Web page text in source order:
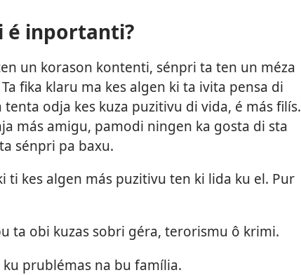
é inportanti?
un korason kontenti, sénpri ta ten un méza
fika klaru ma kes algen ki ta ivita pensa di
odja kes kuza puzitivu di vida, é más filís.
más amigu, pamodi ningen ka gosta di sta
sénpri pa baxu.
ti kes algen más puzitivu ten ki lida ku el. Pur
ta obi kuzas sobri géra, terorismu ô krimi.
prublémas na bu família.